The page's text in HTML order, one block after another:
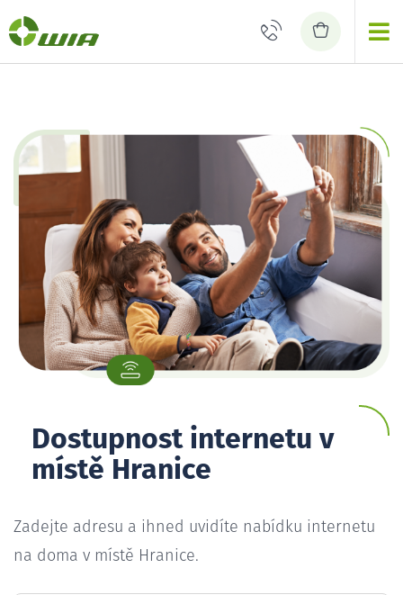
Dostupnost internetu v
místě Hranice
Zadejte adresu a ihned uvidíte nabídku internetu
na doma v místě Hranice.